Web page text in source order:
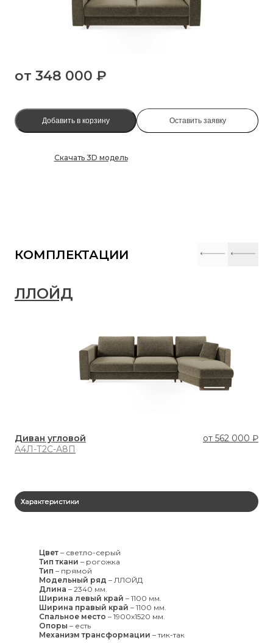
от 348 000 ₽
Добавить в корзину Оставить заявку
Скачать 3D модель
КОМПЛЕКТАЦИИ
ЛЛОЙД
Диван угловой от 562 000 ₽
А4Л-Т2С-А8П
Характеристики
Цвет – светло-серый
Тип ткани – рогожка
Тип – прямой
Модельный ряд – ЛЛОЙД
Длина – 2340 мм.
Ширина левый край – 1100 мм.
Ширина правый край – 1100 мм.
Спальное место – 1900x1520 мм.
Опоры – есть
Механизм трансформации – тик-так